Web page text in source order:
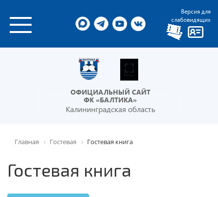
Версия для
слабовидящих
ОФИЦИАЛЬНЫЙ САЙТ
ФК «БАЛТИКА»
Калининградская область
Главная Гостевая Гостевая книга
Гостевая книга